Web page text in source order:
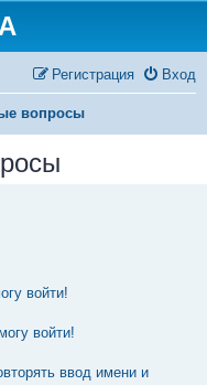
Вход
Регистрация
вопросы
войти!
войти!
ввод имени и